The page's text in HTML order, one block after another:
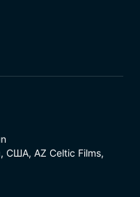
США, AZ Celtic Films,